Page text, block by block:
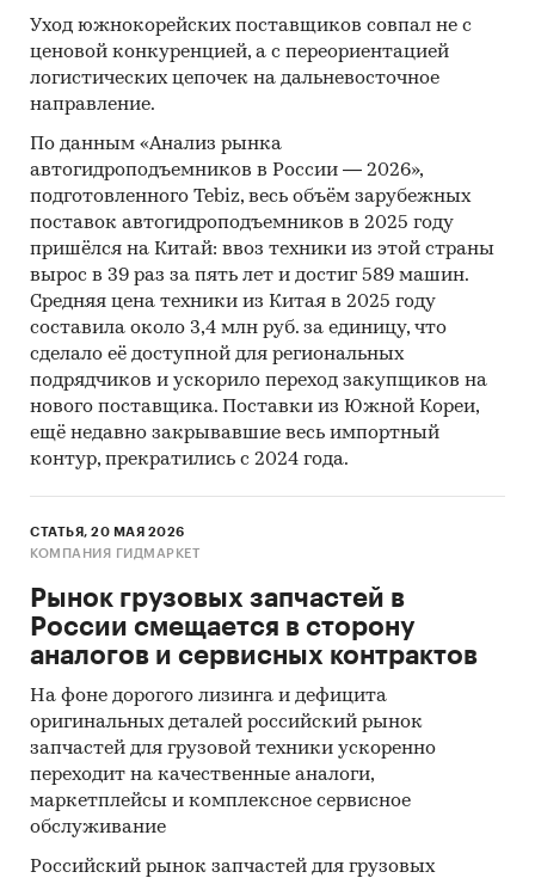
Уход южнокорейских поставщиков совпал не с
ценовой конкуренцией, а с переориентацией
логистических цепочек на дальневосточное
направление.
По данным «Анализ рынка
автогидроподъемников в России — 2026»,
подготовленного Tebiz, весь объём зарубежных
поставок автогидроподъемников в 2025 году
пришёлся на Китай: ввоз техники из этой страны
вырос в 39 раз за пять лет и достиг 589 машин.
Средняя цена техники из Китая в 2025 году
составила около 3,4 млн руб. за единицу, что
сделало её доступной для региональных
подрядчиков и ускорило переход закупщиков на
нового поставщика. Поставки из Южной Кореи,
ещё недавно закрывавшие весь импортный
контур, прекратились с 2024 года.
СТАТЬЯ, 20 МАЯ 2026
КОМПАНИЯ ГИДМАРКЕТ
Рынок грузовых запчастей в
России смещается в сторону
аналогов и сервисных контрактов
На фоне дорогого лизинга и дефицита
оригинальных деталей российский рынок
запчастей для грузовой техники ускоренно
переходит на качественные аналоги,
маркетплейсы и комплексное сервисное
обслуживание
Российский рынок запчастей для грузовых